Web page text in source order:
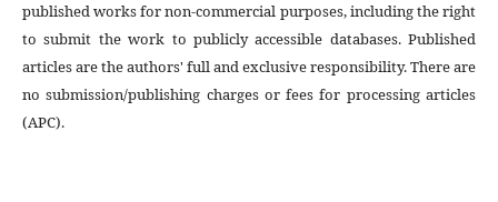
published works for non-commercial purposes, including the right
to submit the work to publicly accessible databases. Published
articles are the authors' full and exclusive responsibility. There are
no submission/publishing charges or fees for processing articles
(APC).